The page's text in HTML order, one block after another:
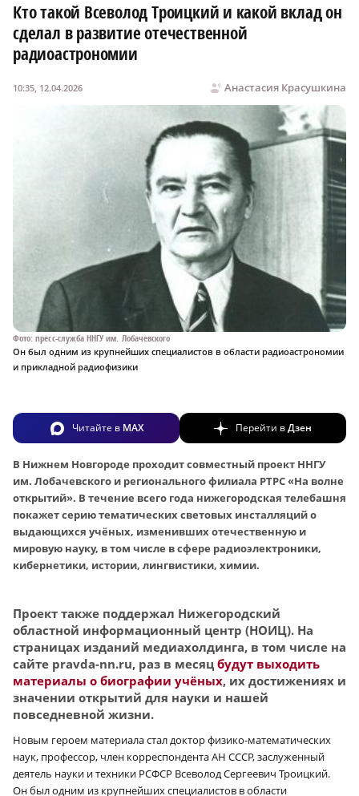
Кто такой Всеволод Троицкий и какой вклад он
сделал в развитие отечественной
радиоастрономии
Анастасия Красушкина
10:35, 12.04.2026
Фото: пресс-служба ННГУ им. Лобачевского
Он был одним из крупнейших специалистов в области радиоастрономии
и прикладной радиофизики
Читайте в MAX Перейти вДзен
В Нижнем Новгороде проходит совместный проект ННГУ
им. Лобачевского и регионального филиала РТРС «На волне
открытий». В течение всего года нижегородская телебашня
покажет серию тематических световых инсталляций о
выдающихся учёных, изменивших отечественную и
мировую науку, в том числе в сфере радиоэлектроники,
кибернетики, истории, лингвистики, химии.
Проект также поддержал Нижегородский
областной информационный центр (НОИЦ). На
страницах изданий медиахолдинга, в том числе на
сайте pravda-nn.ru, раз в месяц будут выходить
материалы о биографии учёных, их достижениях и
значении открытий для науки и нашей
повседневной жизни.
Новым героем материала стал доктор физико-математических
наук, профессор, член корреспондента АН СССР, заслуженный
деятель науки и техники РСФСР Всеволод Сергеевич Троицкий.
Он был одним из крупнейших специалистов в области